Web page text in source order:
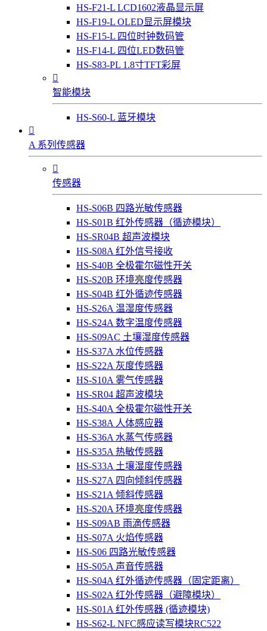
HS-F21-L LCD1602液晶显示屏
HS-F19-L OLED显示屏模块
HS-F15-L 四位时钟数码管
HS-F14-L 四位LED数码管
HS-S83-PL 1.8寸TFT彩屏

智能模块
HS-S60-L 蓝牙模块

A 系列传感器

传感器
HS-S06B 四路光敏传感器
HS-S01B 红外传感器（循迹模块）
HS-SR04B 超声波模块
HS-S08A 红外信号接收
HS-S40B 全极霍尔磁性开关
HS-S20B 环境亮度传感器
HS-S04B 红外循迹传感器
HS-S26A 温湿度传感器
HS-S24A 数字温度传感器
HS-S09AC 土壤湿度传感器
HS-S37A 水位传感器
HS-S22A 灰度传感器
HS-S10A 雾气传感器
HS-SR04 超声波模块
HS-S40A 全极霍尔磁性开关
HS-S38A 人体感应器
HS-S36A 水蒸气传感器
HS-S35A 热敏传感器
HS-S33A 土壤湿度传感器
HS-S27A 四向倾斜传感器
HS-S21A 倾斜传感器
HS-S20A 环境亮度传感器
HS-S09AB 雨滴传感器
HS-S07A 火焰传感器
HS-S06 四路光敏传感器
HS-S05A 声音传感器
HS-S04A 红外循迹传感器（固定距离）
HS-S02A 红外传感器（避障模块）
HS-S01A 红外传感器 (循迹模块)
HS-S62-L NFC感应读写模块RC522